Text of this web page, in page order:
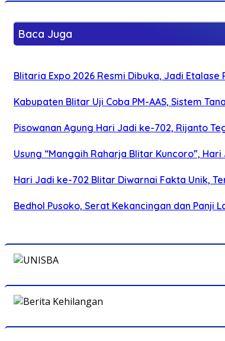
Baca Juga
Blitaria Expo 2026 Resmi Dibuka, Jadi
Kabupaten Blitar Uji Coba PM-AAS, Sistem
Pisowanan Agung Hari Jadi ke-702, Rijanto
Usung “Manggih Raharja Blitar Kuncoro”,
Hari Jadi ke-702 Blitar Diwarnai Fakta Unik,
Bedhol Pusoko, Serat Kekancingan dan Panji